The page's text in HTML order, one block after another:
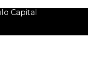
Capital